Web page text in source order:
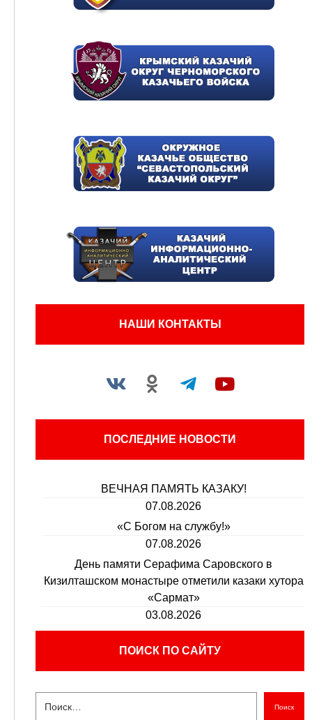
НАШИ КОНТАКТЫ
ПОСЛЕДНИЕ НОВОСТИ
ВЕЧНАЯ ПАМЯТЬ КАЗАКУ!
07.08.2026
«С Богом на службу!»
07.08.2026
День памяти Серафима Саровского в
Кизилташском монастыре отметили казаки хутора
«Сармат»
03.08.2026
ПОИСК ПО САЙТУ
Поиск